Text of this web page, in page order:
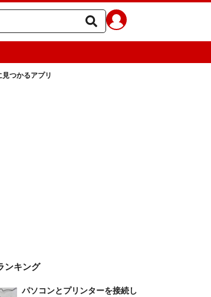
つかるアプリ
ンキング
パソコンとプリンターを接続し